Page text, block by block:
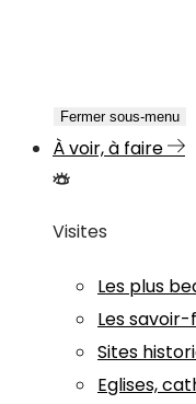
Fermer sous-menu
À voir, à faire
Visites
Les plus
Les
Sites
Eglises,